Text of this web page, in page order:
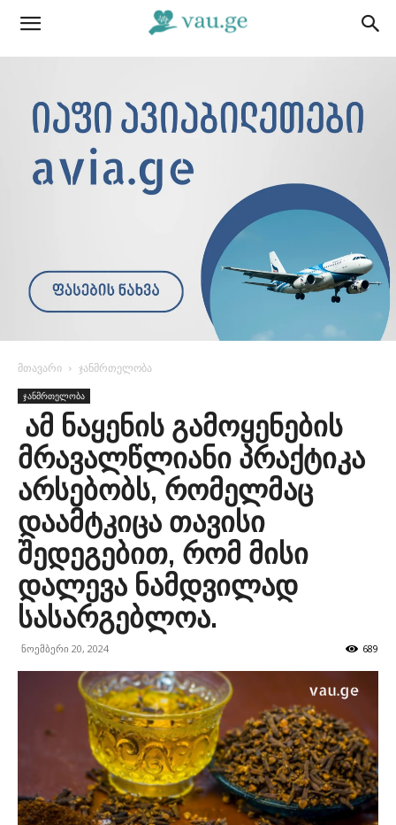
მთავარი ჯანმრთელობა
ჯანმრთელობა
ამ ნაყენის გამოყენების
მრავალწლიანი პრაქტიკა
არსებობს, რომელმაც
დაამტკიცა თავისი
შედეგებით, რომ მისი
დალევა ნამდვილად
სასარგებლოა.
ნოემბერი 20, 2024 689